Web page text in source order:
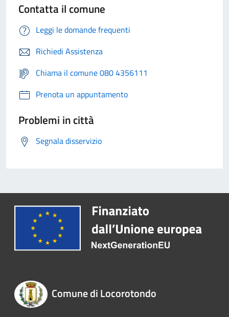
Contatta il comune
Leggi le domande frequenti
Richiedi Assistenza
Chiama il comune 080 4356111
Prenota un appuntamento
Problemi in città
Segnala disservizio
Comune di Locorotondo